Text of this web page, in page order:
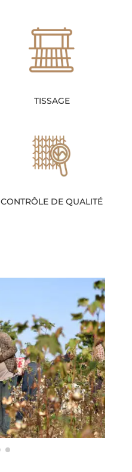
TISSAGE
CONTRÔLE DE QUALITÉ